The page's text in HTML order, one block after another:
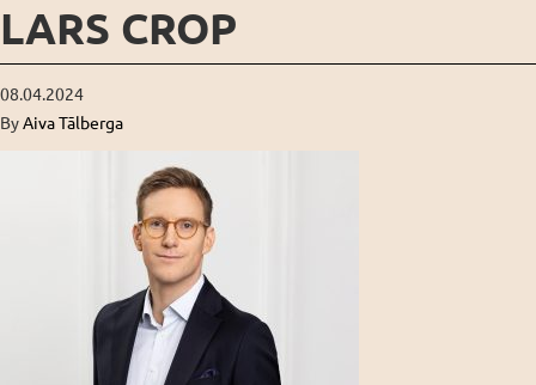
LARS CROP
08.04.2024
ByAiva Tālberga